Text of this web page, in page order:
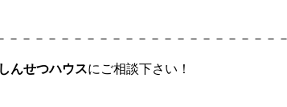
－－－－－－－－－－－－－－－－－－－－
しんせつハウスにご相談下さい！